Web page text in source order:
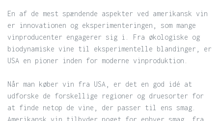
En af de mest spændende aspekter ved amerikansk vin
er innovationen og eksperimenteringen, som mange
vinproducenter engagerer sig i. Fra økologiske og
biodynamiske vine til eksperimentelle blandinger, er
USA en pioner inden for moderne vinproduktion.
Når man køber vin fra USA, er det en god idé at
udforske de forskellige regioner og druesorter for
at finde netop de vine, der passer til ens smag.
Amerikansk vin tilbyder noget for enhver smag, fra